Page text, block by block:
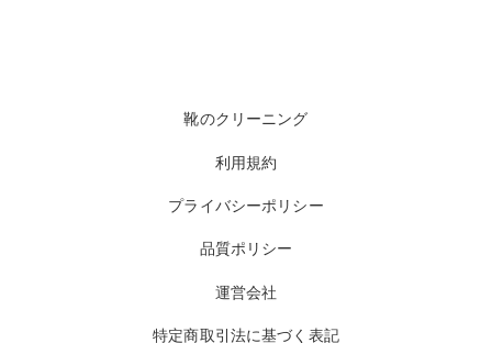
靴のクリーニング
利用規約
プライバシーポリシー
品質ポリシー
運営会社
特定商取引法に基づく表記